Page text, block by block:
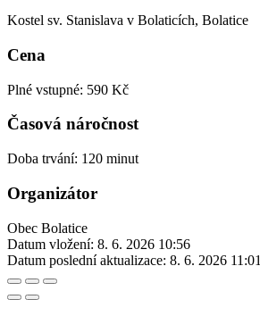
Kostel sv. Stanislava v Bolaticích, Bolatice
Cena
Plné vstupné: 590 Kč
Časová náročnost
Doba trvání: 120 minut
Organizátor
Obec Bolatice
Datum vložení: 8. 6. 2026 10:56
Datum poslední aktualizace: 8. 6. 2026 11:01